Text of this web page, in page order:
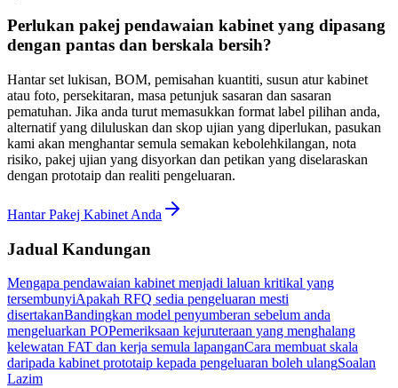
Perlukan pakej pendawaian kabinet yang dipasang
dengan pantas dan berskala bersih?
Hantar set lukisan, BOM, pemisahan kuantiti, susun atur kabinet
atau foto, persekitaran, masa petunjuk sasaran dan sasaran
pematuhan. Jika anda turut memasukkan format label pilihan anda,
alternatif yang diluluskan dan skop ujian yang diperlukan, pasukan
kami akan menghantar semula semakan kebolehkilangan, nota
risiko, pakej ujian yang disyorkan dan petikan yang diselaraskan
dengan prototaip dan realiti pengeluaran.
Hantar Pakej Kabinet Anda
Jadual Kandungan
Mengapa pendawaian kabinet menjadi laluan kritikal yang
tersembunyiApakah RFQ sedia pengeluaran mesti
disertakanBandingkan model penyumberan sebelum anda
mengeluarkan POPemeriksaan kejuruteraan yang menghalang
kelewatan FAT dan kerja semula lapanganCara membuat skala
daripada kabinet prototaip kepada pengeluaran boleh ulangSoalan
Lazim